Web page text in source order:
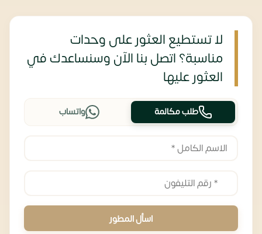
لا تستطيع العثور على وحدات
مناسبة؟ اتصل بنا الآن وسنساعدك في
العثور عليها
طلب مكالمة واتساب
اسأل المطور